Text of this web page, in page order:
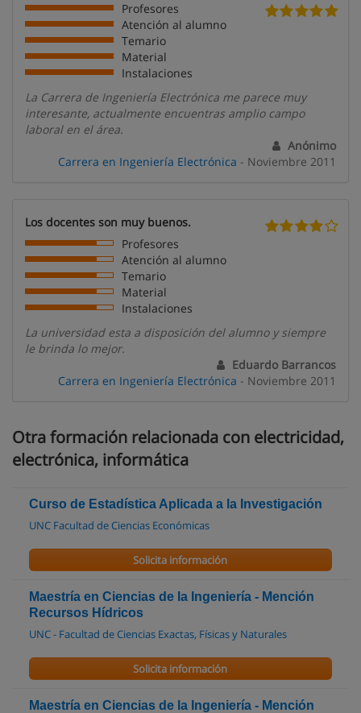
Profesores
Atención al alumno
Temario
Material
Instalaciones
La Carrera de Ingeniería Electrónica me parece muy
interesante, actualmente encuentras amplio campo
laboral en el área.
Anónimo
Carrera en Ingeniería Electrónica - Noviembre 2011
Los docentes son muy buenos.
Profesores
Atención al alumno
Temario
Material
Instalaciones
La universidad esta a disposición del alumno y siempre
le brinda lo mejor.
Eduardo Barrancos
Carrera en Ingeniería Electrónica - Noviembre 2011
Otra formación relacionada con electricidad,
electrónica, informática
Curso de Estadística Aplicada a la Investigación
UNC Facultad de Ciencias Económicas
Solicita información
Maestría en Ciencias de la Ingeniería - Mención
Recursos Hídricos
UNC - Facultad de Ciencias Exactas, Físicas y Naturales
Solicita información
Maestría en Ciencias de la Ingeniería - Mención